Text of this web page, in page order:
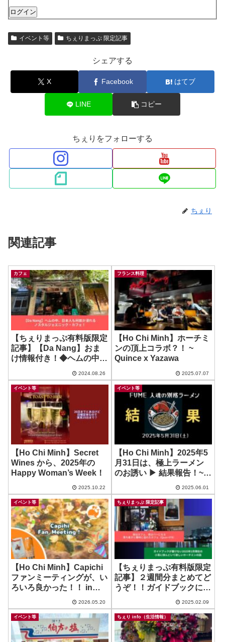
ログイン
イベント等 ちぇりまっぷ 限定記事
シェアする
X Facebook はてブ
LINE コピー
ちぇりをフォローする
ちぇり
関連記事
カフェ
【ちぇりまっぷ有料版限定
記事】【Da Nang】おま
け情報付き！◆ヘムの中、
タルジェエニック・カフ
ェ！
2024.08.26
フランス料理
【Ho Chi Minh】ホーチミ
ンの頂上コラボ？！ ~
Quince x Yazawa
2025.07.07
イベント等
【Ho Chi Minh】Secret
Wines から、2025年の
Happy Woman’s Week！
2025.10.22
イベント等
【Ho Chi Minh】2025年5
月31日は、極上ラーメン
のお誘い ▶︎ 結果報告！~
2025.06.01
イベント等
【Ho Chi Minh】Capichi
ファンミーティングが、い
ろいろ良かった！！ in
2026.05.20
ちぇりまっぷ 限定記事
【ちぇりまっぷ有料版限定
記事】２週間分まとめてど
うぞ！！ガイドブックには
おきの隠れ家カフェ！
2025.02.09
イベント等 ちぇり info（生活情報）